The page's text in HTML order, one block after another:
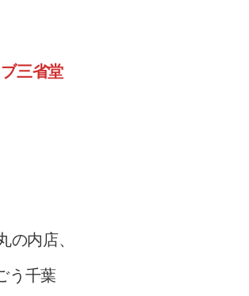
三省堂
内店、
う千葉